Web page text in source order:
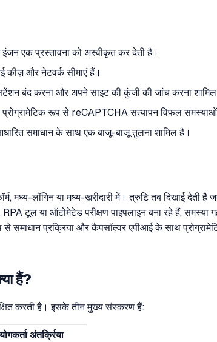
एक प्रस्तावना को अस्वीकृत कर देती है।
कीज़ और नेटवर्क सीमाएं हैं।
बंद करना और अपने साइट की कुंजी की जांच करना
प्रोग्रामेटिक रूप से reCAPTCHA सत्यापन विफल
समाधान के साथ एक बाजू-बाजू तुलना शामिल है।
लॉगिन या मध्य-खरीदारी में। त्रुटि तब दिखाई देती
टूल या ऑटोमेटेड परीक्षण पाइपलाइन बना रहे हैं,
समाधान प्रक्रिया और कैपसॉल्वर एपीआई के साथ
हैं?
करती है। इसके तीन मुख्य संस्करण हैं:
अंतर्क्रिया